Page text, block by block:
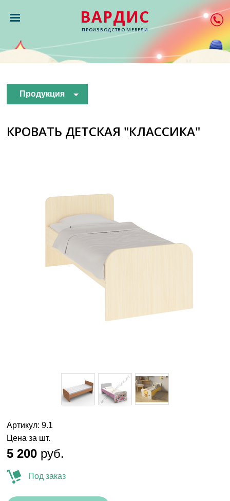
ВАРДИС
ПРОИЗВОДСТВО МЕБЕЛИ
Продукция
КРОВАТЬ ДЕТСКАЯ "КЛАССИКА"
Артикул: 9.1
Цена за шт.
5 200 руб.
Под заказ